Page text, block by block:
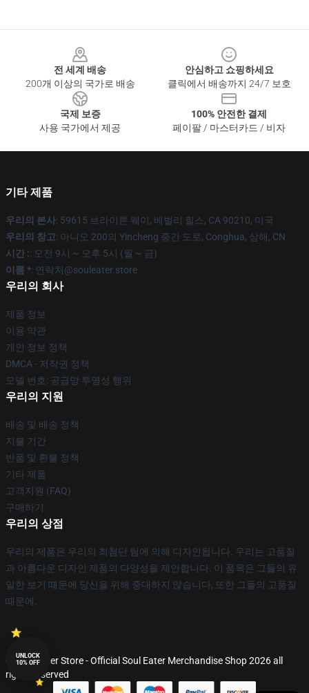
전 세계 배송
200개 이상의 국가로 배송
안심하고 쇼핑하세요
클릭에서 배송까지 24/7 보호
국제 보증
사용 국가에서 제공
100% 안전한 결제
페이팔 / 마스터카드 / 비자
기타 제품
우리의 본사: 59615 브라이튼 웨이, 베벌리 힐스, CA 90210, 미국
우리의 창고: 아니오 200의 Yincheng 중간 도로, Conghua, 상해, CN
시간 :: 오전 9시 ~ 오후 5시 (월 ~ 금)
이름 *: 연락처@souleater.store
우리의 회사
제품 정보
이용 약관
개인 정보 정책
DMCA - 저작권 정책
모델 번호: 공급망 투명성 행위
우리의 지원
배송 및 배송 정책
지불 기간
반품 및 환불 정책
기타 제품
고객지원 (FAQ)
구매하기
우리의 상점
우리의 제품은 우리의 최첨단 팀에 의해 디자인됩니다. 우리는 고품질
과 아름다운 디자인 제품의 다양성을 제안합니다. 이 품목은 그들의 유
일한 보기 때문에 당신을 위해 중대하지 않습니다, 또한 그들의 고품질
때문에.
© Soul Eater Store - Official Soul Eater Merchandise Shop 2026 all
rights reserved
UNLOCK
10% OFF